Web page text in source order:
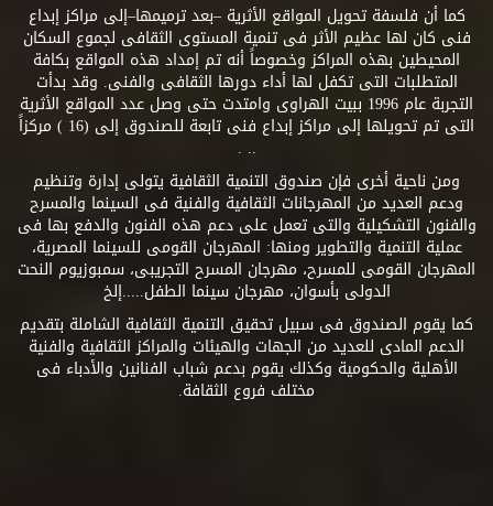
كما أن فلسفة تحويل المواقع الأثرية –بعد ترميمها–إلى مراكز إبداع
فنى كان لها عظيم الأثر فى تنمية المستوى الثقافى لجموع السكان
المحيطين بهذه المراكز وخصوصاً أنه تم إمداد هذه المواقع بكافة
المتطلبات التى تكفل لها أداء دورها الثقافى والفنى. وقد بدأت
التجربة عام 1996 ببيت الهراوى وامتدت حتى وصل عدد المواقع الأثرية
التى تم تحويلها إلى مراكز إبداع فنى تابعة للصندوق إلى (16 ) مركزاً
.. .
ومن ناحية أخرى فإن صندوق التنمية الثقافية يتولى إدارة وتنظيم
ودعم العديد من المهرجانات الثقافية والفنية فى السينما والمسرح
والفنون التشكيلية والتى تعمل على دعم هذه الفنون والدفع بها فى
عملية التنمية والتطوير ومنها: المهرجان القومى للسينما المصرية،
المهرجان القومى للمسرح، مهرجان المسرح التجريبى، سمبوزيوم النحت
الدولى بأسوان، مهرجان سينما الطفل.....إلخ
كما يقوم الصندوق فى سبيل تحقيق التنمية الثقافية الشاملة بتقديم
الدعم المادى للعديد من الجهات والهيئات والمراكز الثقافية والفنية
الأهلية والحكومية وكذلك يقوم بدعم شباب الفنانين والأدباء فى
مختلف فروع الثقافة.